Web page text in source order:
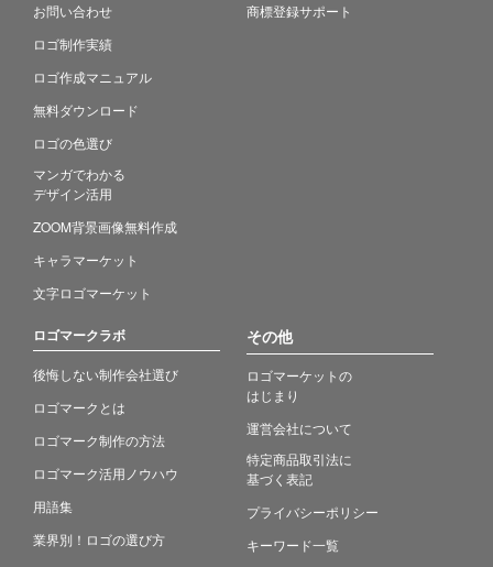
お問い合わせ
ロゴ制作実績
ロゴ作成マニュアル
無料ダウンロード
ロゴの色選び
マンガでわかる
デザイン活用
ZOOM背景画像無料作成
キャラマーケット
文字ロゴマーケット
商標登録サポート
ロゴマークラボ
後悔しない制作会社選び
ロゴマークとは
ロゴマーク制作の方法
ロゴマーク活用ノウハウ
用語集
業界別！ロゴの選び方
その他
ロゴマーケットの
はじまり
運営会社について
特定商品取引法に
基づく表記
プライバシーポリシー
キーワード一覧